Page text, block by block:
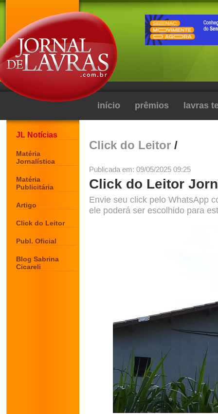
início prêmios lavras
JL Notícias
Matéria
Jornalística
Matéria
Publicitária
Artigo
Click do Leitor
Publ. Oficial
Blog Sabrina
Cicareli
Click do Leitor /
Publicada em: 09/05/2025 09:25
Click do Leitor
Envie seu click pelo WhatsApp
ele poderá ser escolhido para